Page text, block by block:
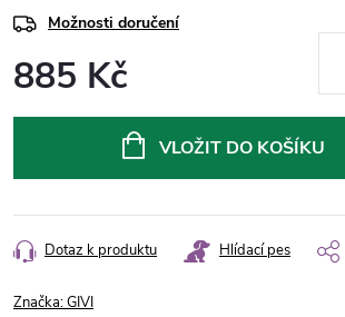
Možnosti doručení
885 Kč
VLOŽIT DO KOŠÍKU
Dotaz k produktu Hlídací pes
Značka:GIVI